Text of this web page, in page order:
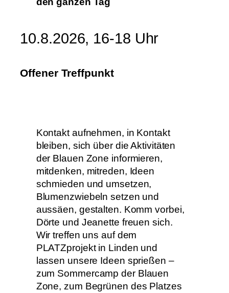
10.8.2026, 16-18 Uhr
Offener Treffpunkt
Kontakt aufnehmen, in Kontakt
bleiben, sich über die Aktivitäten
der Blauen Zone informieren,
mitdenken, mitreden, Ideen
schmieden und umsetzen,
Blumenzwiebeln setzen und
aussäen, gestalten. Komm vorbei,
Dörte und Jeanette freuen sich.
Wir treffen uns auf dem
PLATZprojekt in Linden und
lassen unsere Ideen sprießen –
zum Sommercamp der Blauen
Zone, zum Begrünen des Platzes